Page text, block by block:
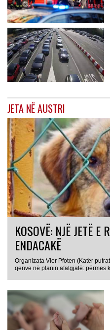
JETA NË AUSTRI
KOSOVË: NJË JETË E
ENDACAKË
Organizata Vier Pfoten (Katër
qenve në planin afatgjatë: përmes